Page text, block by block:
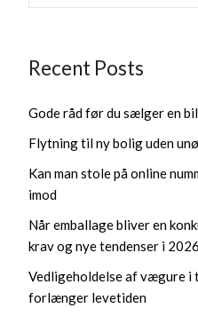
Recent Posts
Gode råd før du sælger en
Flytning til ny bolig uden
Kan man stole på online
imod
Når emballage bliver en
krav og nye tendenser i 2026
Vedligeholdelse af vægure i
forlænger levetiden